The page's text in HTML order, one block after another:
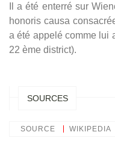
Il a été enterré sur
honoris causa
a été appelé comme lui
22 ème district).
SOURCES
SOURCE WIKIPEDIA